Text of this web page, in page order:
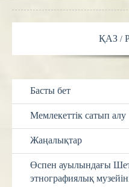
ҚАЗ
Басты бет
Мемлекеттік сатып алу
Жаңалықтар
Өспен ауылындағы
этнографиялық